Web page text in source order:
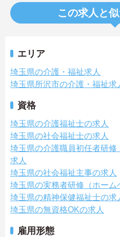
この求人と
エリア
埼玉県の介護・福祉求人
埼玉県所沢市の介護・福祉求
資格
埼玉県の介護福祉士の求人
埼玉県の社会福祉士の求人
埼玉県の介護職員初任者研
求人
埼玉県の社会福祉主事の求人
埼玉県の実務者研修（ホーム
埼玉県の精神保健福祉士の求
埼玉県の無資格OKの求人
雇用形態